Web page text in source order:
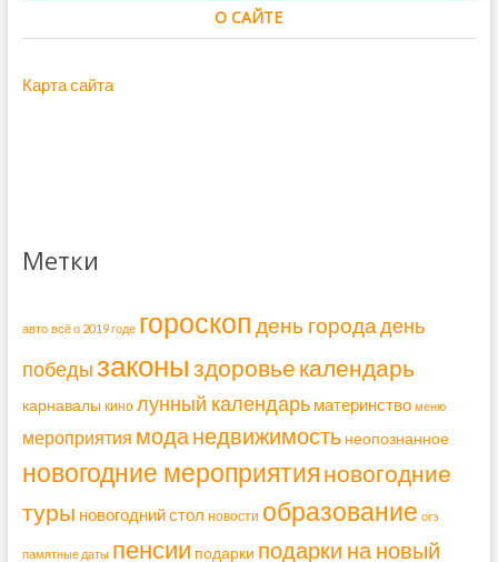
О САЙТЕ
Карта сайта
Метки
авто всё о 2019 годе гороскоп день города день
победызаконыздоровье календарь
карнавалы кино лунный календарь материнство меню
мероприятия мода недвижимость неопознанное
новогодние мероприятия новогодние
туры новогодний стол новости образование огэ
памятные даты пенсии подарки подарки на новый